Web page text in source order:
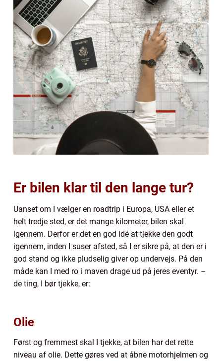
Er bilen klar til den lange tur?
Uanset om I vælger en roadtrip i Europa, USA eller et
helt tredje sted, er det mange kilometer, bilen skal
igennem. Derfor er det en god idé at tjekke den godt
igennem, inden I suser afsted, så I er sikre på, at den er i
god stand og ikke pludselig giver op undervejs. På den
måde kan I med ro i maven drage ud på jeres eventyr. –
de ting, I bør tjekke, er:
Olie
Først og fremmest skal I tjekke, at bilen har det rette
niveau af olie. Dette gøres ved at åbne motorhjelmen og